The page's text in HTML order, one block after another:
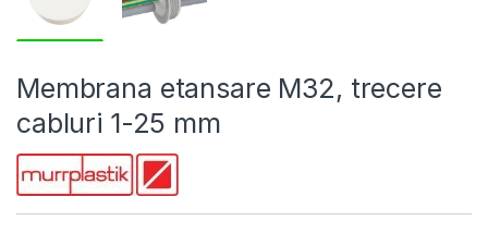
Membrana etansare M32, trecere
cabluri 1-25 mm